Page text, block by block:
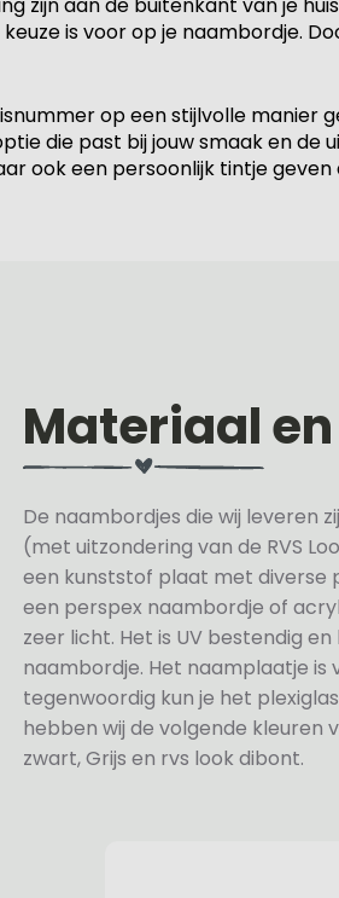
is voor op je naambordje.
op een stijlvolle manier
die past bij jouw smaak en de
ook een persoonlijk tintje geven
Materiaal
De naambordjes die wij leveren
(met uitzondering van de RVS
een kunststof plaat met diverse
een perspex naambordje of
zeer licht. Het is UV bestendig
naambordje. Het naamplaatje
tegenwoordig kun je het
hebben wij de volgende kleuren
zwart, Grijs en rvs look dibont.